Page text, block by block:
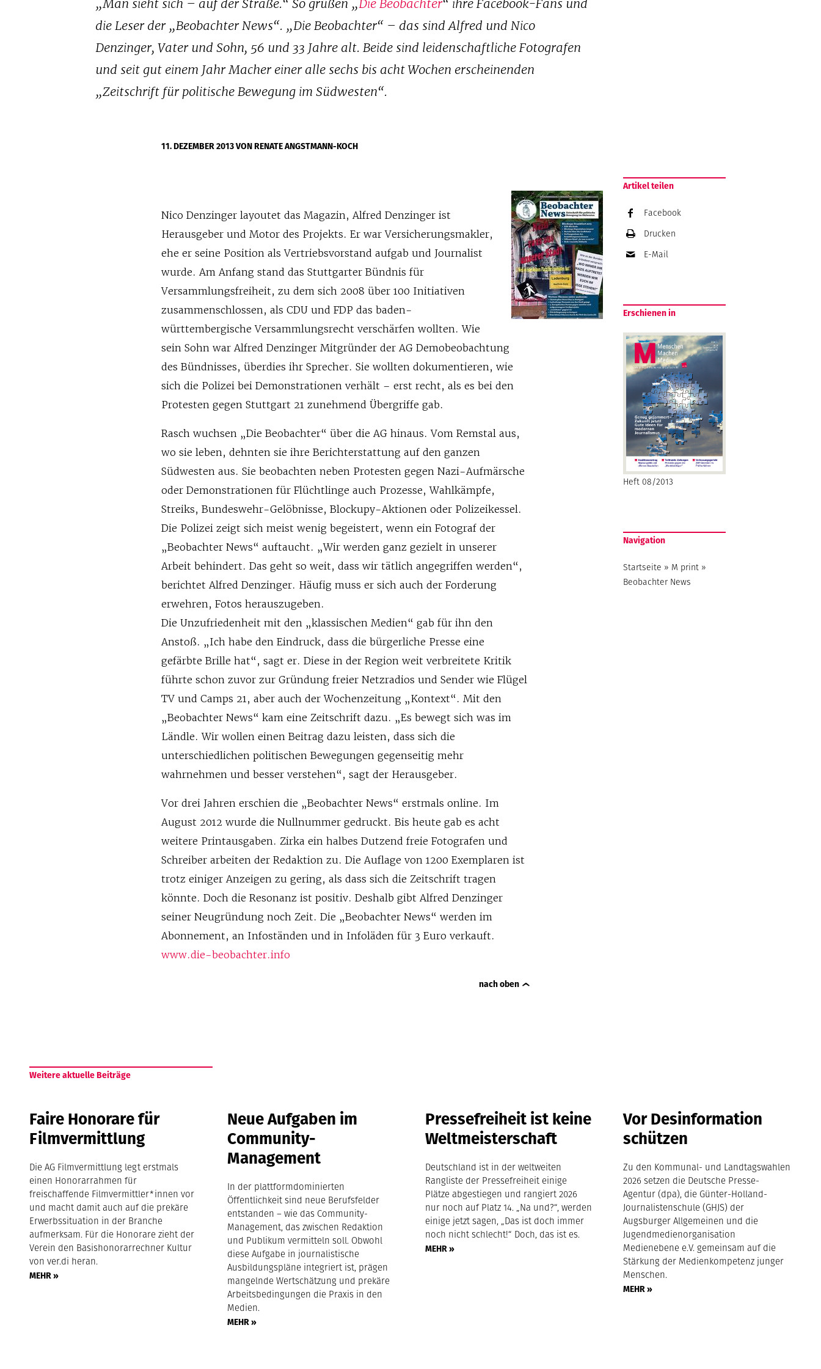
„Man sieht sich – auf der Straße.“ So grüßen „Die Beobachter“ ihre Facebook-Fans und
die Leser der „Beobachter News“. „Die Beobachter“ – das sind Alfred und Nico
Denzinger, Vater und Sohn, 56 und 33 Jahre alt. Beide sind leidenschaftliche Fotografen
und seit gut einem Jahr Macher einer alle sechs bis acht Wochen erscheinenden
„Zeitschrift für politische Bewegung im Südwesten“.
11. DEZEMBER 2013VON RENATE ANGSTMANN-KOCH
Nico Denzinger layoutet das Magazin, Alfred Denzinger ist
Herausgeber und Motor des Projekts. Er war Versicherungsmakler,
ehe er seine Position als Vertriebsvorstand aufgab und Journalist
wurde. Am Anfang stand das Stuttgarter Bündnis für
Versammlungsfreiheit, zu dem sich 2008 über 100 Initiativen
zusammenschlossen, als CDU und FDP das baden-
württembergische Versammlungsrecht verschärfen wollten. Wie
sein Sohn war Alfred Denzinger Mitgründer der AG Demobeobachtung
des Bündnisses, überdies ihr Sprecher. Sie wollten dokumentieren, wie
sich die Polizei bei Demonstrationen verhält – erst recht, als es bei den
Protesten gegen Stuttgart 21 zunehmend Übergriffe gab.
Rasch wuchsen „Die Beobachter“ über die AG hinaus. Vom Remstal aus,
wo sie leben, dehnten sie ihre Berichterstattung auf den ganzen
Südwesten aus. Sie beobachten neben Protesten gegen Nazi-Aufmärsche
oder Demonstrationen für Flüchtlinge auch Prozesse, Wahlkämpfe,
Streiks, Bundeswehr-Gelöbnisse, Blockupy-Aktionen oder Polizeikessel.
Die Polizei zeigt sich meist wenig begeistert, wenn ein Fotograf der
„Beobachter News“ auftaucht. „Wir werden ganz gezielt in unserer
Arbeit behindert. Das geht so weit, dass wir tätlich angegriffen werden“,
berichtet Alfred Denzinger. Häufig muss er sich auch der Forderung
erwehren, Fotos herauszugeben.
Die Unzufriedenheit mit den „klassischen Medien“ gab für ihn den
Anstoß. „Ich habe den Eindruck, dass die bürgerliche Presse eine
gefärbte Brille hat“, sagt er. Diese in der Region weit verbreitete Kritik
führte schon zuvor zur Gründung freier Netzradios und Sender wie Flügel
TV und Camps 21, aber auch der Wochenzeitung „Kontext“. Mit den
„Beobachter News“ kam eine Zeitschrift dazu. „Es bewegt sich was im
Ländle. Wir wollen einen Beitrag dazu leisten, dass sich die
unterschiedlichen politischen Bewegungen gegenseitig mehr
wahrnehmen und besser verstehen“, sagt der Herausgeber.
Vor drei Jahren erschien die „Beobachter News“ erstmals online. Im
August 2012 wurde die Nullnummer gedruckt. Bis heute gab es acht
weitere Printausgaben. Zirka ein halbes Dutzend freie Fotografen und
Schreiber arbeiten der Redaktion zu. Die Auflage von 1200 Exemplaren ist
trotz einiger Anzeigen zu gering, als dass sich die Zeitschrift tragen
könnte. Doch die Resonanz ist positiv. Deshalb gibt Alfred Denzinger
seiner Neugründung noch Zeit. Die „Beobachter News“ werden im
Abonnement, an Infoständen und in Infoläden für 3 Euro verkauft.
www.die-beobachter.info
nach oben
Artikel teilen
Facebook
Drucken
E-Mail
Erschienen in
Heft 08/2013
Navigation
Startseite » M print »
Beobachter News
Weitere aktuelle Beiträge
Faire Honorare für
Filmvermittlung
Die AG Filmvermittlung legt erstmals
einen Honorarrahmen für
freischaffende Filmvermittler*innen vor
und macht damit auch auf die prekäre
Erwerbssituation in der Branche
aufmerksam. Für die Honorare zieht der
Verein den Basishonorarrechner Kultur
von ver.di heran.
MEHR »
Neue Aufgaben im
Community-
Management
In der plattformdominierten
Öffentlichkeit sind neue Berufsfelder
entstanden – wie das Community-
Management, das zwischen Redaktion
und Publikum vermitteln soll. Obwohl
diese Aufgabe in journalistische
Ausbildungspläne integriert ist, prägen
mangelnde Wertschätzung und prekäre
Arbeitsbedingungen die Praxis in den
Medien.
MEHR »
Pressefreiheit ist keine
Weltmeisterschaft
Deutschland ist in der weltweiten
Rangliste der Pressefreiheit einige
Plätze abgestiegen und rangiert 2026
nur noch auf Platz 14. „Na und?“, werden
einige jetzt sagen, „Das ist doch immer
noch nicht schlecht!“ Doch, das ist es.
MEHR »
Vor Desinformation
schützen
Zu den Kommunal- und Landtagswahlen
2026 setzen die Deutsche Presse-
Agentur (dpa), die Günter-Holland-
Journalistenschule (GHJS) der
Augsburger Allgemeinen und die
Jugendmedienorganisation
Medienebene e.V. gemeinsam auf die
Stärkung der Medienkompetenz junger
Menschen.
MEHR »